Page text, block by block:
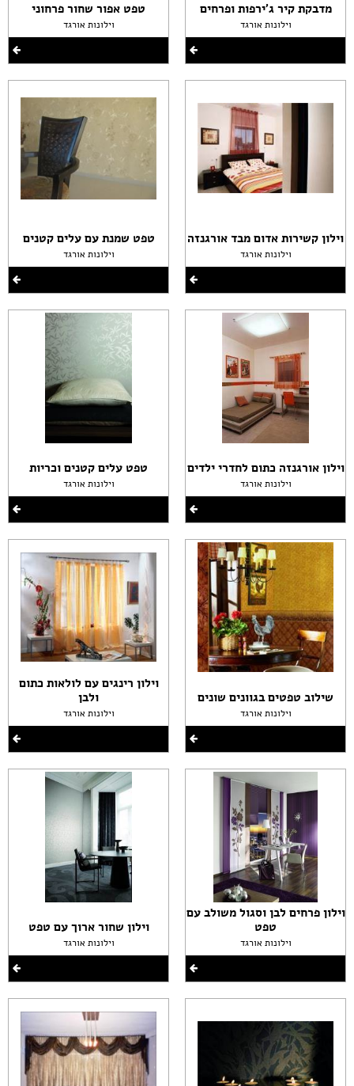
מדבקת קיר ג'ירפות ופרחים
וילונות אורגד
וילון קשירות אדום מבד אורגנזה
וילונות אורגד
וילון אורגנזה כתום לחדרי ילדים
וילונות אורגד
שילוב טפטים בגוונים שונים
וילונות אורגד
וילון פרחים לבן וסגול משולב עם
טפט
וילונות אורגד
טפט אפור שחור פרחוני
וילונות אורגד
טפט שמנת עם עלים קטנים
וילונות אורגד
טפט עלים קטנים וכריות
וילונות אורגד
וילון רינגים עם לולאות כתום
ולבן
וילונות אורגד
וילון שחור ארוך עם טפט
וילונות אורגד